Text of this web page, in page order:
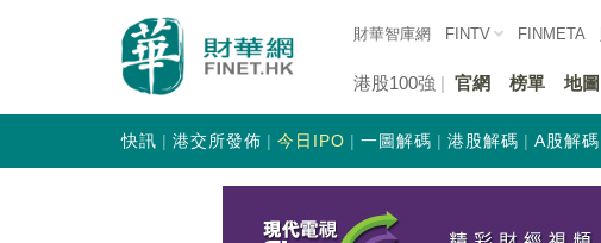
財華智庫網 FINTV FINMETA
港股100強 官網 榜單 地圖
快訊 港交所發佈 今日IPO 一圖解碼 港股解碼 A股解碼